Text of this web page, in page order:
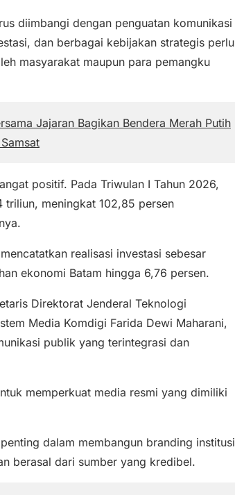
diimbangi dengan penguatan komunikasi
dan berbagai kebijakan strategis perlu
masyarakat maupun para pemangku
Jajaran Bagikan Bendera Merah Putih
positif. Pada Triwulan I Tahun 2026,
triliun, meningkat 102,85 persen
realisasi investasi sebesar
ekonomi Batam hingga 6,76 persen.
Direktorat Jenderal Teknologi
Media Komdigi Farida Dewi Maharani,
publik yang terintegrasi dan
memperkuat media resmi yang dimiliki
dalam membangun branding institusi
berasal dari sumber yang kredibel.